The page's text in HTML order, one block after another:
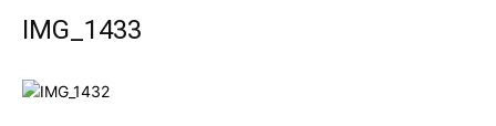
IMG_1433